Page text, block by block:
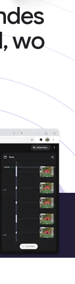
wo